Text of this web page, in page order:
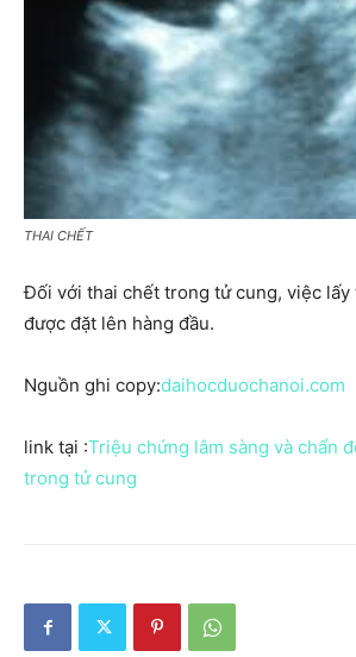
THAI CHẾT
Đối với thai chết trong tử cung, việc lấy
được đặt lên hàng đầu.
Nguồn ghi copy:daihocduochanoi.com
link tại :Triệu chứng lâm sàng và chẩn
trong tử cung